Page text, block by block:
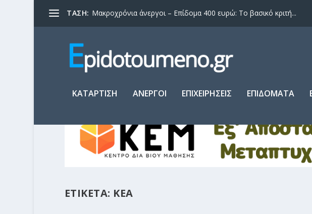
ΤΑΣΗ: Μακροχρόνια άνεργοι – Επίδομα 400 ευρώ: Το βασικό κριτή...
ΚΑΤΑΡΤΙΣΗ ΑΝΕΡΓΟΙ ΕΠΙΧΕΙΡΗΣΕΙΣ ΕΠΙΔΟΜΑΤΑ
ΕΤΙΚΕΤΑ: ΚΕΑ